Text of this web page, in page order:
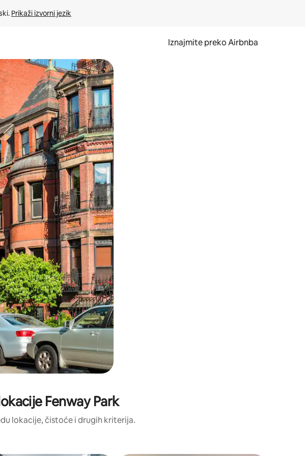
Prikaži izvorni jezik
Iznajmite preko Airbnba
kao i dodirom ili prelaskom prstom po zaslonu.
Fenway Park
lokacije, čistoće i drugih kriterija.